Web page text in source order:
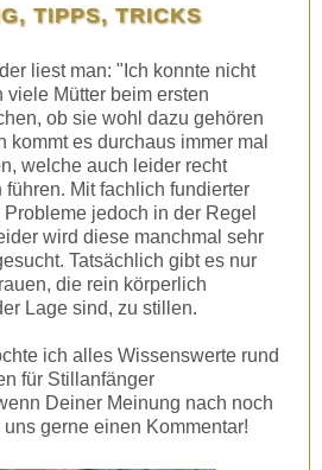
TIPPS, TRICKS
liest man: "Ich konnte nicht
Mütter beim ersten
ob sie wohl dazu gehören
kommt es durchaus immer mal
welche auch leider recht
führen. Mit fachlich fundierter
jedoch in der Regel
wird diese manchmal sehr
Tatsächlich gibt es nur
die rein körperlich
Lage sind, zu stillen.
ich alles Wissenswerte rund
für Stillanfänger
Deiner Meinung nach noch
gerne einen Kommentar!